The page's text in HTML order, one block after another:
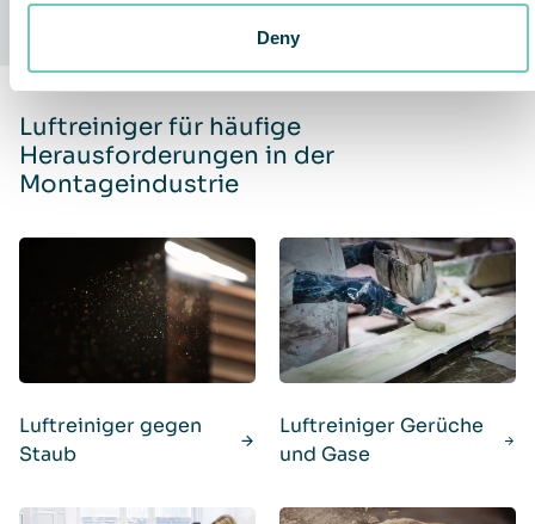
Deny
Luftreiniger für häufige
Herausforderungen in der
Montageindustrie
Luftreiniger gegen
Staub
Luftreiniger Gerüche
und Gase